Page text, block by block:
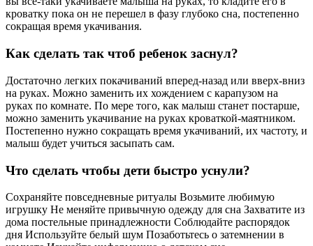
кроватку пока он не перешел в фазу глубоко сна, постепенно
сокращая время укачивания.
Как сделать так чтоб ребенок заснул?
Достаточно легких покачиваний вперед-назад или вверх-вниз
на руках. Можно заменить их хождением с карапузом на
руках по комнате. По мере того, как малыш станет постарше,
можно заменить укачивание на руках кроваткой-маятником.
Постепенно нужно сокращать время укачиваний, их частоту, и
малыш будет учиться засыпать сам.
Что сделать чтобы дети быстро уснули?
Сохраняйте повседневные ритуалы Возьмите любимую
игрушку Не меняйте привычную одежду для сна Захватите из
дома постельные принадлежности Соблюдайте распорядок
дня Используйте белый шум Позаботьтесь о затемнении в